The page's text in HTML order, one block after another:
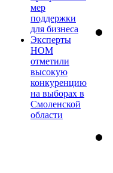
мер
поддержки
для бизнеса
Эксперты
НОМ
отметили
высокую
конкуренцию
на выборах в
Смоленской
области